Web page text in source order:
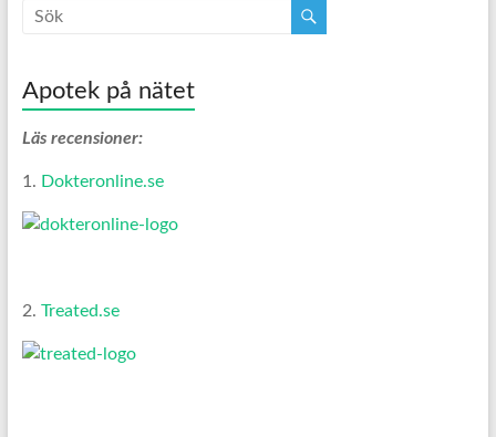
Apotek på nätet
Läs recensioner:
1. Dokteronline.se
2. Treated.se